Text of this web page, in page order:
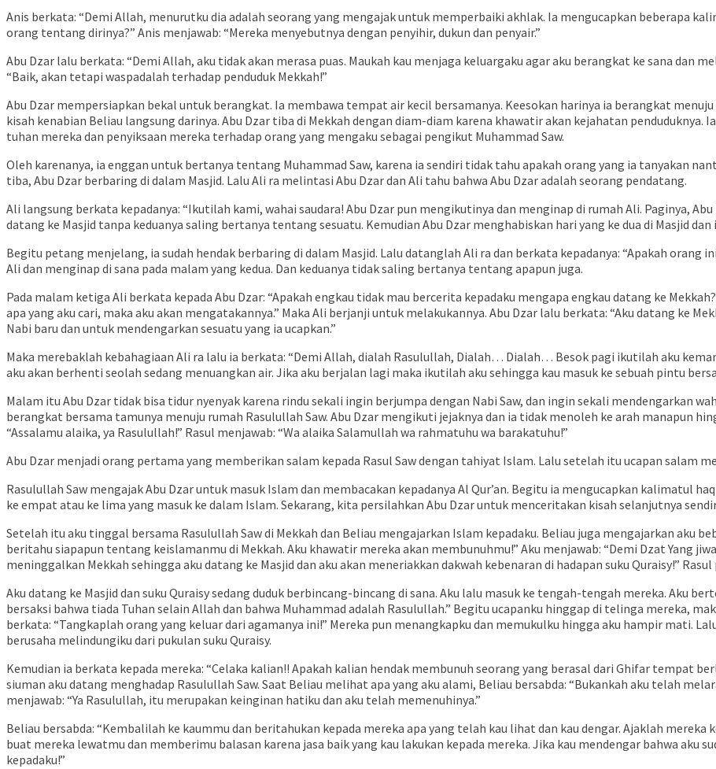
Anis berkata: “Demi Allah, menurutku dia adalah seorang yang mengajak untuk memperbaiki akhlak. Ia mengucapkan beberapa
orang tentang dirinya?” Anis menjawab: “Mereka menyebutnya dengan penyihir, dukun dan penyair.”
Abu Dzar lalu berkata: “Demi Allah, aku tidak akan merasa puas. Maukah kau menjaga keluargaku agar aku berangkat ke sana dan
“Baik, akan tetapi waspadalah terhadap penduduk Mekkah!”
Abu Dzar mempersiapkan bekal untuk berangkat. Ia membawa tempat air kecil bersamanya. Keesokan harinya ia berangkat
kisah kenabian Beliau langsung darinya. Abu Dzar tiba di Mekkah dengan diam-diam karena khawatir akan kejahatan
tuhan mereka dan penyiksaan mereka terhadap orang yang mengaku sebagai pengikut Muhammad Saw.
Oleh karenanya, ia enggan untuk bertanya tentang Muhammad Saw, karena ia sendiri tidak tahu apakah orang yang ia tanyakan
tiba, Abu Dzar berbaring di dalam Masjid. Lalu Ali ra melintasi Abu Dzar dan Ali tahu bahwa Abu Dzar adalah seorang pendatang.
Ali langsung berkata kepadanya: “Ikutilah kami, wahai saudara! Abu Dzar pun mengikutinya dan menginap di rumah Ali. Paginya,
datang ke Masjid tanpa keduanya saling bertanya tentang sesuatu. Kemudian Abu Dzar menghabiskan hari yang ke dua di Masjid
Begitu petang menjelang, ia sudah hendak berbaring di dalam Masjid. Lalu datanglah Ali ra dan berkata kepadanya: “Apakah orang
Ali dan menginap di sana pada malam yang kedua. Dan keduanya tidak saling bertanya tentang apapun juga.
Pada malam ketiga Ali berkata kepada Abu Dzar: “Apakah engkau tidak mau bercerita kepadaku mengapa engkau datang ke
apa yang aku cari, maka aku akan mengatakannya.” Maka Ali berjanji untuk melakukannya. Abu Dzar lalu berkata: “Aku datang ke
Nabi baru dan untuk mendengarkan sesuatu yang ia ucapkan.”
Maka merebaklah kebahagiaan Ali ra lalu ia berkata: “Demi Allah, dialah Rasulullah, Dialah… Dialah… Besok pagi ikutilah aku
aku akan berhenti seolah sedang menuangkan air. Jika aku berjalan lagi maka ikutilah aku sehingga kau masuk ke sebuah pintu
Malam itu Abu Dzar tidak bisa tidur nyenyak karena rindu sekali ingin berjumpa dengan Nabi Saw, dan ingin sekali mendengarkan
berangkat bersama tamunya menuju rumah Rasulullah Saw. Abu Dzar mengikuti jejaknya dan ia tidak menoleh ke arah manapun
“Assalamu alaika, ya Rasulullah!” Rasul menjawab: “Wa alaika Salamullah wa rahmatuhu wa barakatuhu!”
Abu Dzar menjadi orang pertama yang memberikan salam kepada Rasul Saw dengan tahiyat Islam. Lalu setelah itu ucapan salam
Rasulullah Saw mengajak Abu Dzar untuk masuk Islam dan membacakan kepadanya Al Qur’an. Begitu ia mengucapkan kalimatul
ke empat atau ke lima yang masuk ke dalam Islam. Sekarang, kita persilahkan Abu Dzar untuk menceritakan kisah selanjutnya
Setelah itu aku tinggal bersama Rasulullah Saw di Mekkah dan Beliau mengajarkan Islam kepadaku. Beliau juga mengajarkan aku
beritahu siapapun tentang keislamanmu di Mekkah. Aku khawatir mereka akan membunuhmu!” Aku menjawab: “Demi Dzat Yang
meninggalkan Mekkah sehingga aku datang ke Masjid dan aku akan meneriakkan dakwah kebenaran di hadapan suku Quraisy!” Rasul
Aku datang ke Masjid dan suku Quraisy sedang duduk berbincang-bincang di sana. Aku lalu masuk ke tengah-tengah mereka. Aku
bersaksi bahwa tiada Tuhan selain Allah dan bahwa Muhammad adalah Rasulullah.” Begitu ucapanku hinggap di telinga mereka,
berkata: “Tangkaplah orang yang keluar dari agamanya ini!” Mereka pun menangkapku dan memukulku hingga aku hampir mati.
berusaha melindungiku dari pukulan suku Quraisy.
Kemudian ia berkata kepada mereka: “Celaka kalian!! Apakah kalian hendak membunuh seorang yang berasal dari Ghifar tempat
siuman aku datang menghadap Rasulullah Saw. Saat Beliau melihat apa yang aku alami, Beliau bersabda: “Bukankah aku telah
menjawab: “Ya Rasulullah, itu merupakan keinginan hatiku dan aku telah memenuhinya.”
Beliau bersabda: “Kembalilah ke kaummu dan beritahukan kepada mereka apa yang telah kau lihat dan kau dengar. Ajaklah
buat mereka lewatmu dan memberimu balasan karena jasa baik yang kau lakukan kepada mereka. Jika kau mendengar bahwa aku
kepadaku!”